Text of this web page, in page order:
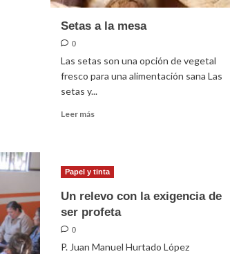
Setas a la mesa
0
Las setas son una opción de vegetal
fresco para una alimentación sana Las
setas y...
Leer másLeer
a
la
Papel y tinta
Un relevo con la exigencia de
ser profeta
0
P. Juan Manuel Hurtado López